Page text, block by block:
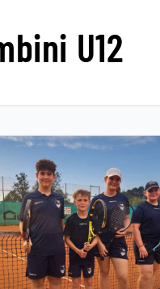
U12